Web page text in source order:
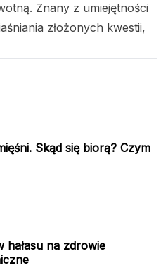
Znany z umiejętności
złożonych kwestii,
Skąd się biorą? Czym
hałasu na zdrowie